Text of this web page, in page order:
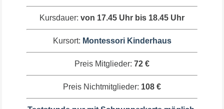
Kursdauer: von 17.45 Uhr bis 18.45 Uhr
Kursort: Montessori Kinderhaus
Preis Mitglieder: 72 €
Preis Nichtmitglieder: 108 €